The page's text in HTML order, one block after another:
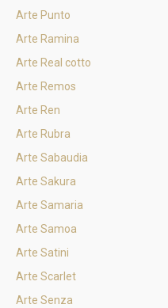
Arte Punto
Arte Ramina
Arte Real cotto
Arte Remos
Arte Ren
Arte Rubra
Arte Sabaudia
Arte Sakura
Arte Samaria
Arte Samoa
Arte Satini
Arte Scarlet
Arte Senza